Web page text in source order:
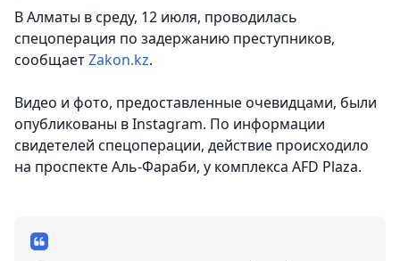
В Алматы в среду, 12 июля, проводилась
спецоперация по задержанию преступников,
сообщаетZakon.kz.
Видео и фото, предоставленные очевидцами, были
опубликованы в Instagram. По информации
свидетелей спецоперации, действие происходило
на проспекте Аль-Фараби, у комплекса AFD Plaza.